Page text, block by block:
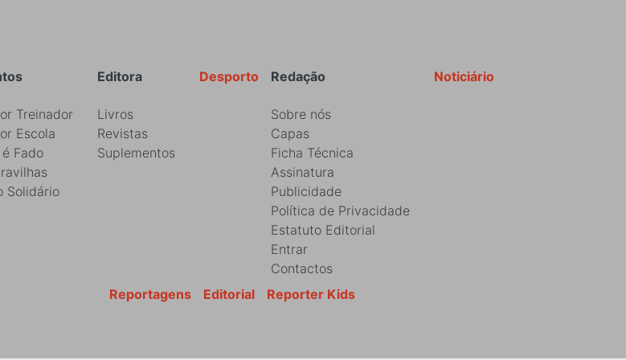
Noticiário
Redação
Sobre nós
Capas
Ficha Técnica
Assinatura
Publicidade
Política de Privacidade
Estatuto Editorial
Entrar
Contactos
Desporto
Editora
Livros
Revistas
Suplementos
Treinador
Escola
Fado
Solidário
Reporter Kids
Editorial
Reportagens